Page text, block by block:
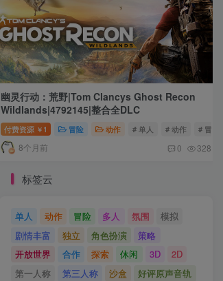
幽灵行动：荒野|Tom Clancys Ghost Recon
Wildlands|4792145|整合全DLC
付费资源 ￥ 1 冒险 动作 # 单人 # 动作 # 冒险
8个月前 0 328
标签云
单人 动作 冒险 多人 氛围
模拟
剧情丰富
独立 角色扮演
策略
开放世界
合作 探索 休闲 3D
2D
第一人称
第三人称 沙盒 好评原声音轨